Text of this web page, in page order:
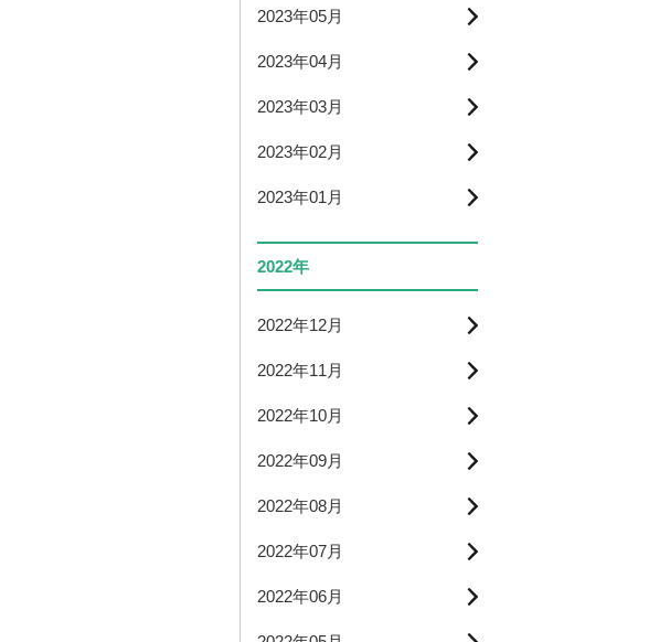
2023年05月
2023年04月
2023年03月
2023年02月
2023年01月
2022年
2022年12月
2022年11月
2022年10月
2022年09月
2022年08月
2022年07月
2022年06月